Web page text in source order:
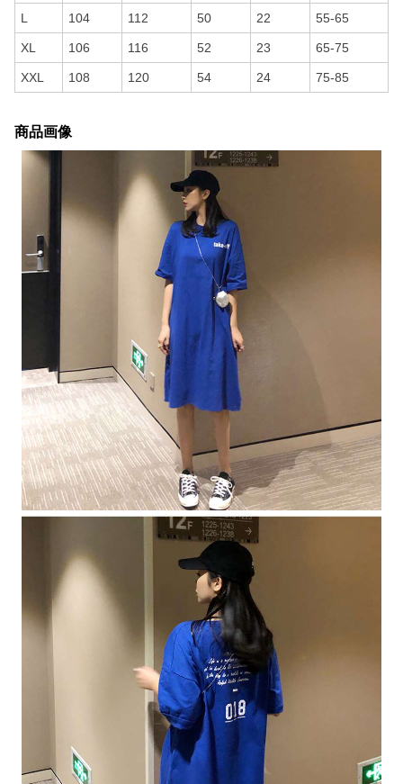
L 104 112 50 22 55-65
XL 106 116 52 23 65-75
XXL 108 120 54 24 75-85
商品画像